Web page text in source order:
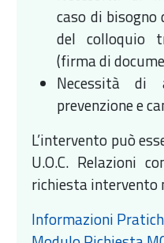
caso di
del colloquio
(firma di
Necessità di
prevenzione e
L’intervento può
U.O.C. Relazioni
richiesta intervento
Informazioni